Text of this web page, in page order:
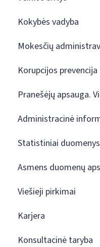
Kokybės vadyba
Mokesčių
Korupcijos prevencija
Pranešėjų apsauga.
Administracinė
Statistiniai duomenys
Asmens duomenų
Viešieji pirkimai
Karjera
Konsultacinė taryba